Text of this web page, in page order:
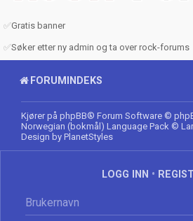
✅Gratis banner
✅Søker etter ny admin og ta over rock-forums
FORUMINDEKS
Kjører på phpBB® Forum Software ©
Norwegian (bokmål) Language Pack ©
Design by PlanetStyles
LOGG INN •